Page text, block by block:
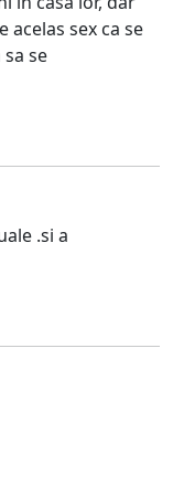
acelas sex ca se
se
.si a